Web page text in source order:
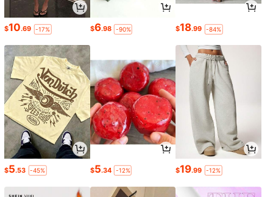
$10.69 -17% $6.98 -90% $18.99 -84%
$5.53 -45% $5.34 -12% $19.99 -12%